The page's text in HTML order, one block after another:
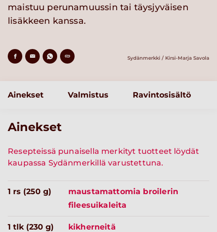
maistuu perunamuussin tai täysjyväisen
lisäkkeen kanssa.
Sydänmerkki / Kirsi-Marja Savola
Ainekset Valmistus Ravintosisältö
Ainekset
Resepteissä punaisella merkityt tuotteet löydät
kaupassa Sydänmerkillä varustettuna.
1 rs (250 g)
maustamattomia broilerin
fileesuikaleita
1 tlk (230 g) kikherneitä